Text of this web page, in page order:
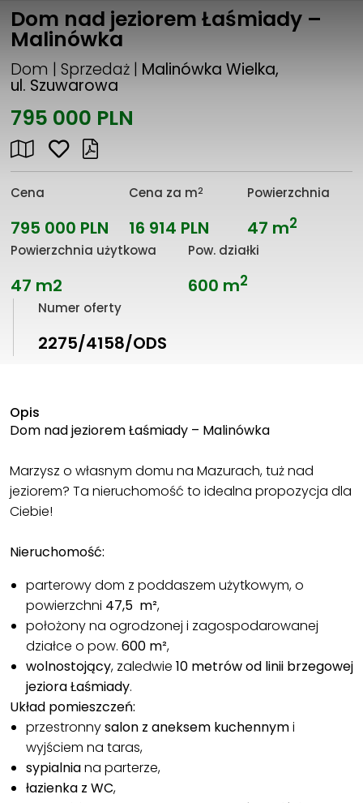
Dom nad jeziorem Łaśmiady –
Malinówka
Dom | Sprzedaż | Malinówka Wielka,
ul. Szuwarowa
795 000 PLN
Cena
795 000 PLN
Cena za m2
16 914 PLN
Powierzchnia
47 m2
Powierzchnia użytkowa
47 m2
Pow. działki
600 m2
Numer oferty
2275/4158/ODS
Opis
Dom nad jeziorem Łaśmiady – Malinówka
Marzysz o własnym domu na Mazurach, tuż nad
jeziorem? Ta nieruchomość to idealna propozycja dla
Ciebie!
Nieruchomość:
parterowy dom z poddaszem użytkowym, o
powierzchni 47,5 m²,
położony na ogrodzonej i zagospodarowanej
działce o pow. 600 m²,
wolnostojący, zaledwie 10 metrów od linii brzegowej
jeziora Łaśmiady.
Układ pomieszczeń:
przestronnysalon z aneksem kuchennymi
wyjściem na taras,
sypialniana parterze,
łazienka z WC,